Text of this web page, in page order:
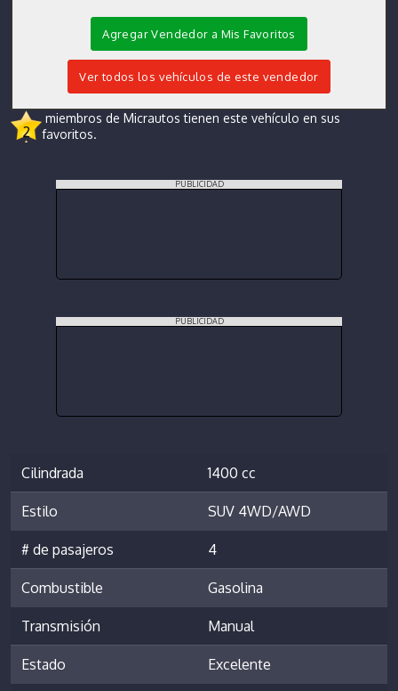
Agregar Vendedor a Mis Favoritos
Ver todos los vehículos de este vendedor
2
miembros de Micrautos tienen este vehículo en sus
favoritos.
PUBLICIDAD
PUBLICIDAD
Cilindrada 1400 cc
Estilo SUV 4WD/AWD
# de pasajeros 4
Combustible Gasolina
Transmisión Manual
Estado Excelente